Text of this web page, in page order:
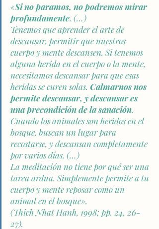
«Si no paramos, no podremos mirar
profundamente. (…)
Tenemos que aprender el arte de
descansar, permitir que nuestros
cuerpo y mente descansen. Si tenemos
alguna herida en el cuerpo o la mente,
necesitamos descansar para que esas
heridas se curen solas. Calmarnos nos
permite descansar, y descansar es
una precondición de la sanación.
Cuando los animales son heridos en el
bosque, buscan un lugar para
recostarse, y descansan completamente
por varios días. (…)
La meditación no tiene por qué ser una
tarea ardua. Simplemente permite a tu
cuerpo y mente reposar como un
animal en el bosque».
(Thich Nhat Hanh, 1998; pp. 24, 26-
27).